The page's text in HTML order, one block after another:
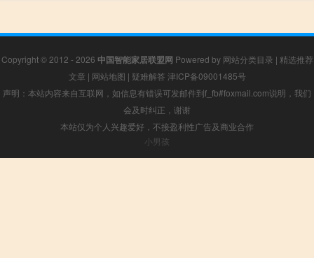
Copyright © 2012 - 2026 中国智能家居联盟网 Powered by 网站分类目录 | 精选推荐
文章 | 网站地图 | 疑难解答 津ICP备09001485号
声明：本站内容来自互联网，如信息有错误可发邮件到f_fb#foxmail.com说明，我们
会及时纠正，谢谢
本站仅为个人兴趣爱好，不接盈利性广告及商业合作
小男孩